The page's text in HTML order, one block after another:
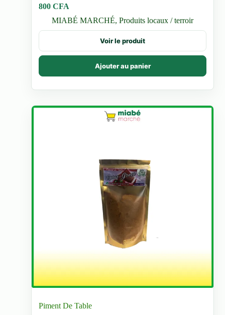
800CFA
MIABÉ MARCHÉ,Produits locaux / terroir
Voir le produit
Ajouter au panier
Piment De Table